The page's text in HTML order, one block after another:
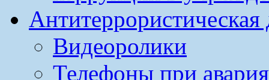
Антитеррористическая
Видеоролики
Телефоны при